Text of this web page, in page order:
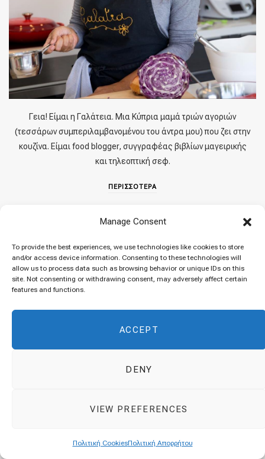
Manage Consent
To provide the best experiences, we use technologies like cookies to store
and/or access device information. Consenting to these technologies will
allow us to process data such as browsing behavior or unique IDs on this
site. Not consenting or withdrawing consent, may adversely affect certain
features and functions.
ACCEPT
DENY
VIEW PREFERENCES
Πολιτική CookiesΠολιτική Απορρήτου
Γεια! Είμαι η Γαλάτεια. Μια Κύπρια μαμά τριών αγοριών
(τεσσάρων συμπεριλαμβανομένου του άντρα μου) που ζει στην
κουζίνα. Είμαι food blogger, συγγραφέας βιβλίων μαγειρικής
και τηλεοπτική σεφ.
ΠΕΡΙΣΣΟΤΕΡΑ
Αρχική
Σχετικά με εμένα
Βίντεο